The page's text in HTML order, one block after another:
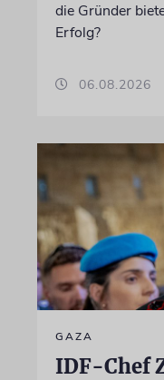
die Gründer
Erfolg?
06.08.2026
GAZA
IDF-Chef